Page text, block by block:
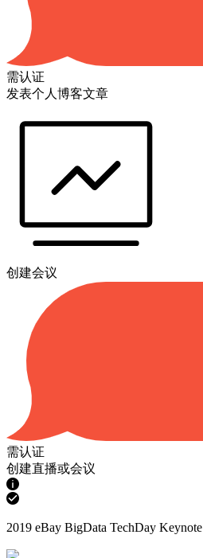
需认证
发表个人博客文章
创建会议
需认证
创建直播或会议
2019 eBay BigData TechDay Keynote